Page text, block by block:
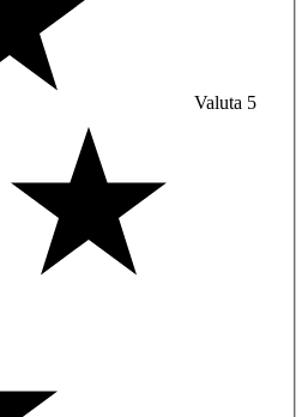
Valuta 5